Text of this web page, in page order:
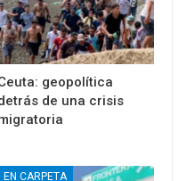
geopolítica
de una crisis
EN CARPETA